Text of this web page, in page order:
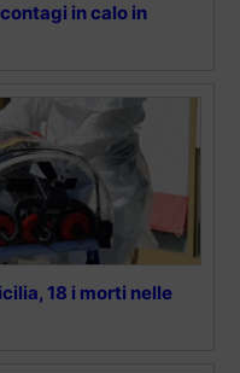
in calo in
18 i morti nelle